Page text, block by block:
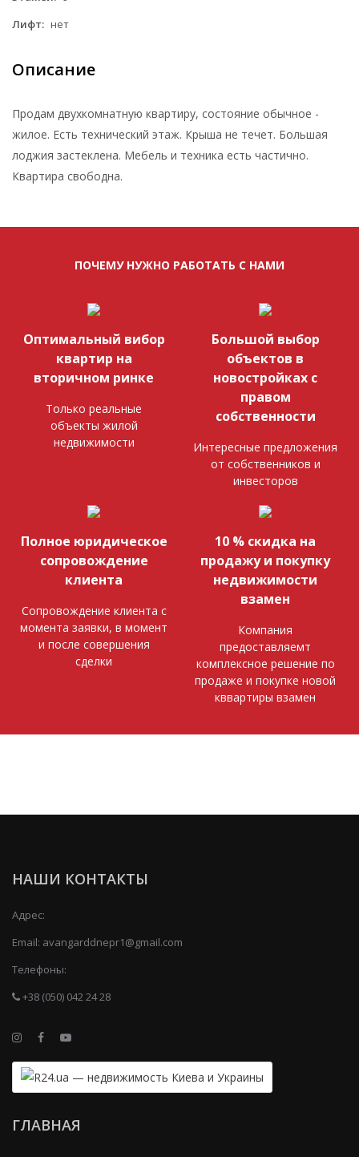
Лифт: нет
Описание
Продам двухкомнатную квартиру, состояние обычное -
жилое. Есть технический этаж. Крыша не течет. Большая
лоджия застеклена. Мебель и техника есть частично.
Квартира свободна.
ПОЧЕМУ НУЖНО РАБОТАТЬ С НАМИ
Оптимальный вибор
квартир на
вторичном ринке
Только реальные
объекты жилой
недвижимости
Большой выбор
объектов в
новостройках с
правом
собственности
Интересные предложения
от собственников и
инвесторов
Полное юридическое
сопровождение
клиента
Сопровождение клиента с
момента заявки, в момент
и после совершения
сделки
10 % скидка на
продажу и покупку
недвижимости
взамен
Компания
предоставляемт
комплексное решение по
продаже и покупке новой
кввартиры взамен
НАШИ КОНТАКТЫ
Адрес:
Email: avangarddnepr1@gmail.com
Телефоны:
+38 (050) 042 24 28
ГЛАВНАЯ